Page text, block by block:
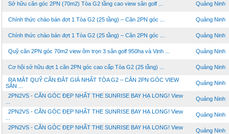
Sở hữu căn góc 2PN (70m2) Tòa G2 tầng cao view sân golf ... Quảng Ninh
Chính thức chào bán đợt 1 Tòa G2 (25 tầng) – Căn 2PN góc ... Quảng Ninh
Chính thức chào bán đợt 1 Tòa G2 (25 tầng) – Căn 2PN góc ... Quảng Ninh
Quỹ căn 2PN góc 70m2 view ôm trọn 3 sân golf 950ha và Vịnh ... Quảng Ninh
Cơ hội sở hữu đợt 1 căn 2PN góc cao cấp Tòa G2 (25 tầng) ... Quảng Ninh
RA MẮT QUỸ CĂN ĐẮT GIÁ NHẤT TÒA G2 – CĂN 2PN GÓC VIEW
SÂN ...
Quảng Ninh
2PN2VS - CĂN GÓC ĐẸP NHẤT THE SUNRISE BAY HẠ LONG! View
Quảng Ninh
2PN2VS - CĂN GÓC ĐẸP NHẤT THE SUNRISE BAY HẠ LONG! View
Quảng Ninh
2PN2VS - CĂN GÓC ĐẸP NHẤT THE SUNRISE BAY HẠ LONG! View
Quảng Ninh